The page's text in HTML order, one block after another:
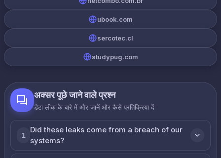
ubook.com
sercotec.cl
studypug.com
अक्सर पूछे जाने वाले प्रश्न
डेटा लीक के बारे में और जानें और कैसे प्रतिक्रिया दें
1
Did these leaks come from a breach of our
systems?